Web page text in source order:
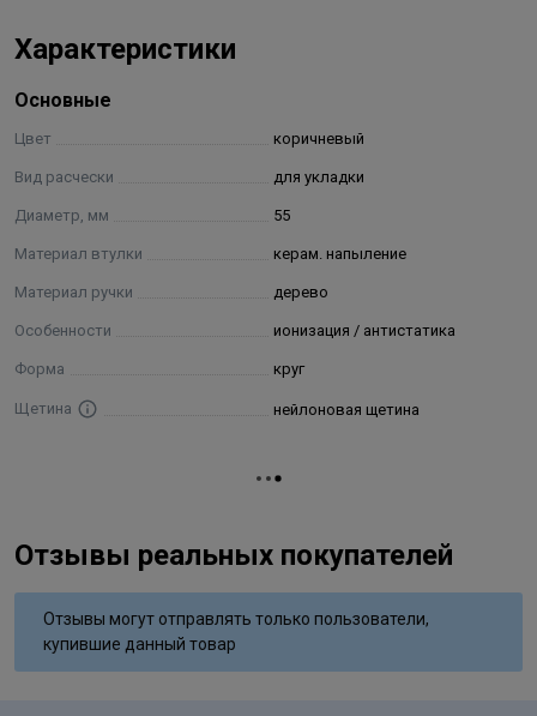
- для обработки и очистки инструмента нельзя
средства,
- для очистки щёток, брашингов и термобрашингов от
также УФ-стерилизаторы
Характеристики
Основные
Цвет коричневый
Вид расчески для укладки
Диаметр, мм 55
Материал втулки керам. напыление
Материал ручки дерево
Особенности ионизация / антистатика
Форма круг
Щетина нейлоновая щетина
Отзывы реальных покупателей
Отзывы могут отправлять только пользователи,
купившие данный товар